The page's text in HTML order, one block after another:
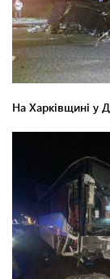
На Харківщині у